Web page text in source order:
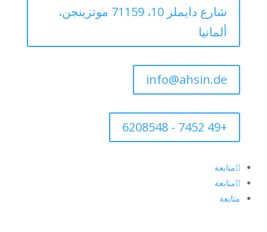
شارع دايملر 10، 71159 موتزينجن،
ألمانيا
info@ahsin.de
+49 7452 - 6208548
متابعة
متابعة
متابعة